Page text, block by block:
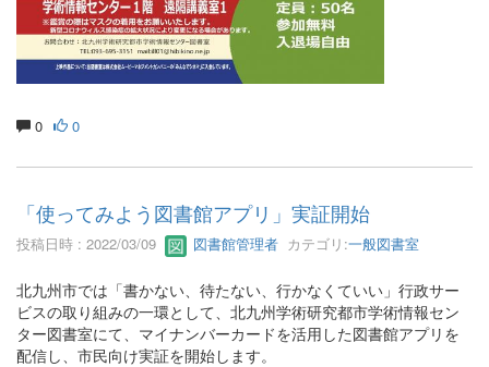
0 0
「使ってみよう図書館アプリ」実証開始
投稿日時 : 2022/03/09 図書館管理者 カテゴリ:一般図書室
北九州市では「書かない、待たない、行かなくていい」行政サー
ビスの取り組みの一環として、北九州学術研究都市学術情報セン
ター図書室にて、マイナンバーカードを活用した図書館アプリを
配信し、市民向け実証を開始します。